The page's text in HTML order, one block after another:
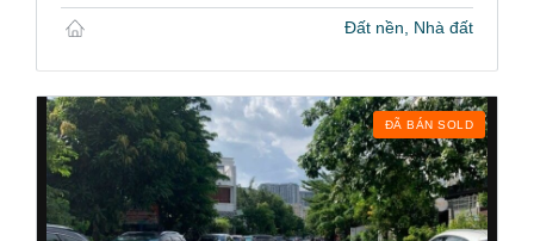
Đất nền, Nhà đất
ĐÃ BÁN SOLD